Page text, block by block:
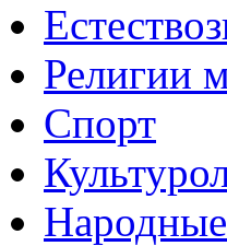
Религии
Спорт